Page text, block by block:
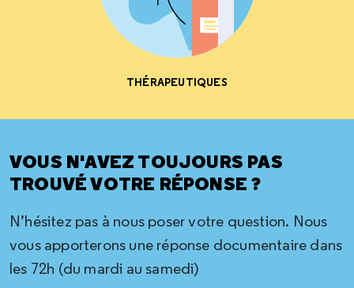
THÉRAPEUTIQUES
VOUS N'AVEZ TOUJOURS PAS
TROUVÉ VOTRE RÉPONSE ?
N’hésitez pas à nous poser votre question. Nous
vous apporterons une réponse documentaire dans
les 72h (du mardi au samedi)